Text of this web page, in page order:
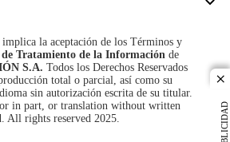
PUBLICIDAD
la aceptación de los Términos y
Tratamiento de la Información de
S.A. Todos los Derechos Reservados
total o parcial, así como su
sin autorización escrita de su titular.
in part, or translation without written
All rights reserved 2025.